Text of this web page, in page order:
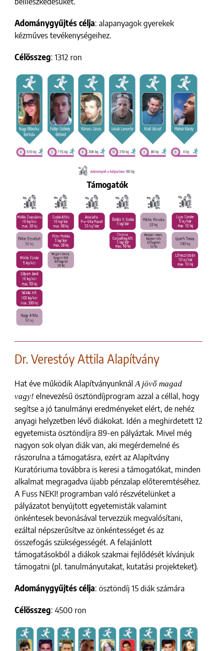
Adománygyűjtés célja: alapanyagok gyerekek
kézműves tevékenységeihez.
Célösszeg: 1312 ron
Támogatók
Dr. Verestóy Attila Alapítvány
Hat éve működik Alapítványunknál A jövő magad
vagy! elnevezésű ösztöndíjprogram azzal a céllal, hogy
segítse a jó tanulmányi eredményeket elért, de nehéz
anyagi helyzetben lévő diákokat. Idén a meghirdetett 12
egyetemista ösztöndíjra 89-en pályáztak. Mivel még
nagyon sok olyan diák van, aki megérdemelné és
rászorulna a támogatásra, ezért az Alapítvány
Kuratóriuma továbbra is keresi a támogatókat, minden
alkalmat megragadva újabb pénzalap előteremtéséhez.
A Fuss NEKI! programban való részvételünket a
pályázatot benyújtott egyetemisták valamint
önkéntesek bevonásával tervezzük megvalósítani,
ezáltal népszerűsítve az önkéntességet és az
összefogás szükségességét. A felajánlott
támogatásokból a diákok szakmai fejlődését kívánjuk
támogatni (pl. tanulmányutakat, kutatási projekteket).
Adománygyűjtés célja: ösztöndíj 15 diák számára
Célösszeg: 4500 ron